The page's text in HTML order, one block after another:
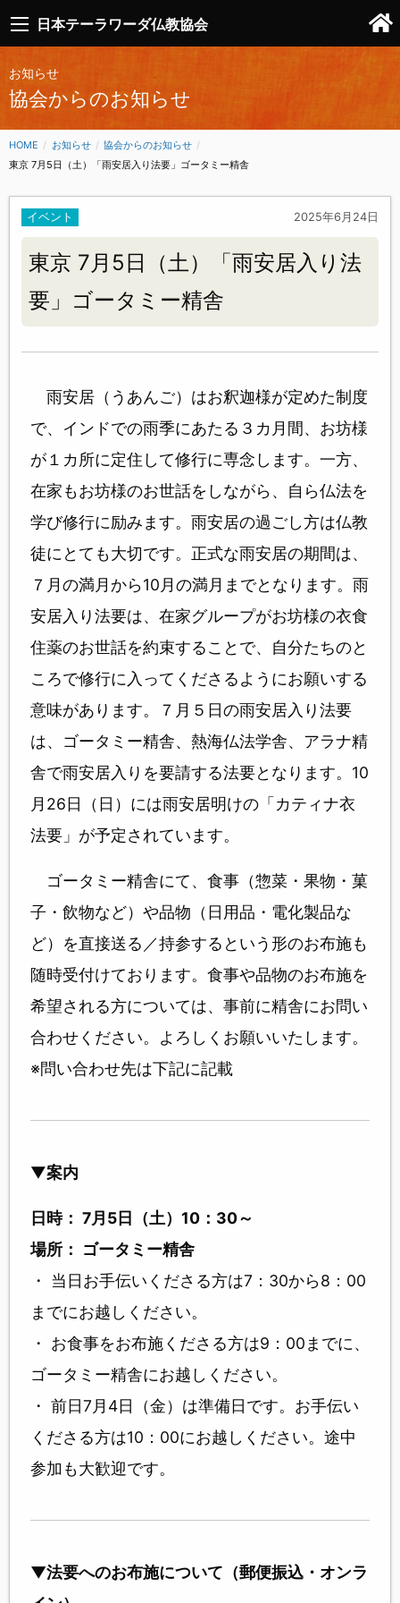
日本テーラワーダ仏教協会
お知らせ
協会からのお知らせ
HOME お知らせ
協会からのお知らせ
CURRENT:
東京 7月5日（土）「雨安居入り法要」ゴータミー精舎
イベント 2025年6月24日
東京 7月5日（土）「雨安居入り法
要」ゴータミー精舎
雨安居（うあんご）はお釈迦様が定めた制度
で、インドでの雨季にあたる３カ月間、お坊様
が１カ所に定住して修行に専念します。一方、
在家もお坊様のお世話をしながら、自ら仏法を
学び修行に励みます。雨安居の過ごし方は仏教
徒にとても大切です。正式な雨安居の期間は、
７月の満月から10月の満月までとなります。雨
安居入り法要は、在家グループがお坊様の衣食
住薬のお世話を約束することで、自分たちのと
ころで修行に入ってくださるようにお願いする
意味があります。７月５日の雨安居入り法要
は、ゴータミー精舎、熱海仏法学舎、アラナ精
舎で雨安居入りを要請する法要となります。10
月26日（日）には雨安居明けの「カティナ衣
法要」が予定されています。
ゴータミー精舎にて、食事（惣菜・果物・菓
子・飲物など）や品物（日用品・電化製品な
ど）を直接送る／持参するという形のお布施も
随時受付けております。食事や品物のお布施を
希望される方については、事前に精舎にお問い
合わせください。よろしくお願いいたします。
※問い合わせ先は下記に記載
▼案内
日時： 7月5日（土）10：30～
場所： ゴータミー精舎
・ 当日お手伝いくださる方は7：30から8：00
までにお越しください。
・ お食事をお布施くださる方は9：00までに、
ゴータミー精舎にお越しください。
・ 前日7月4日（金）は準備日です。お手伝い
くださる方は10：00にお越しください。途中
参加も大歓迎です。
▼法要へのお布施について（郵便振込・オンラ